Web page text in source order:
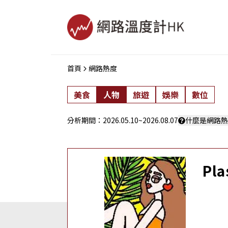
首頁 網路熱度
美食 人物 旅遊 娛樂 數位
分析期間： 2026.05.10~2026.08.07 什麼是網路